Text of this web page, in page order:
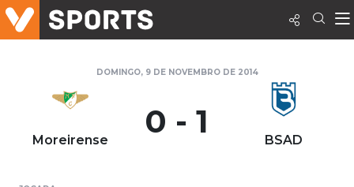
DOMINGO, 9 DE NOVEMBRO DE 2014
Moreirense 0 - 1 BSAD